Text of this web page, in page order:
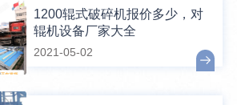
1200辊式破碎机报价多少，对
辊机设备厂家大全
2021-05-02